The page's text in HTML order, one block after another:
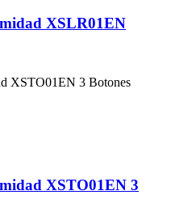
XSLR01EN
XSTO01EN 3